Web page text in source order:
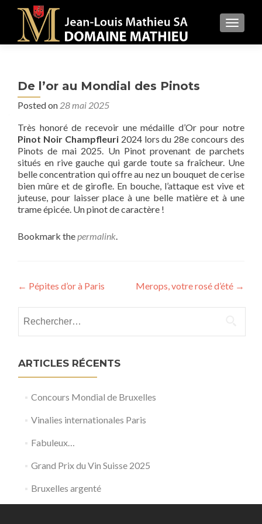
MENU
De l’or au Mondial des Pinots
Posted on 28 mai 2025
Très honoré de recevoir une médaille d’Or pour notre
Pinot Noir Champfleuri2024 lors du 28e concours des
Pinots de mai 2025. Un Pinot provenant de parchets
situés en rive gauche qui garde toute sa fraîcheur. Une
belle concentration qui offre au nez un bouquet de cerise
bien mûre et de girofle. En bouche, l’attaque est vive et
juteuse, pour laisser place à une belle matière et à une
trame épicée. Un pinot de caractère !
Bookmark thepermalink.
Post
navigation
← Pépites d’or à Paris Merops, votre rosé d’été →
ARTICLES RÉCENTS
Concours Mondial de Bruxelles
Vinalies internationales Paris
Fabuleux…
Grand Prix du Vin Suisse 2025
Bruxelles argenté